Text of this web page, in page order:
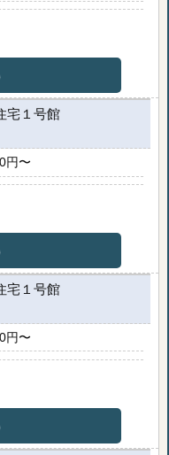
宅１号館
円〜
宅１号館
円〜